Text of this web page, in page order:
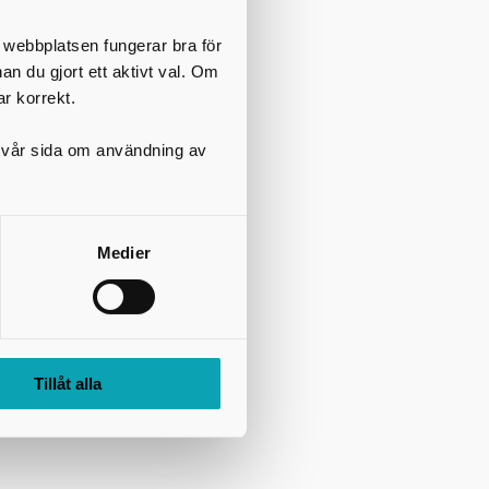
fungerar bra för
du gjort ett aktivt val. Om
korrekt.
sida om användning av
Medier
Tillåt alla